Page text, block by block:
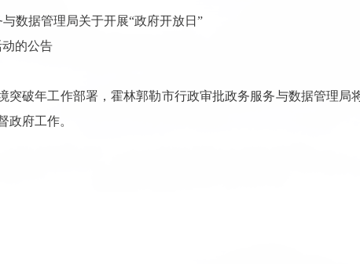
数据管理局关于开展“政府开放日”
动的公告
破年工作部署，霍林郭勒市行政审批政务服务与数据管理局
政府工作。